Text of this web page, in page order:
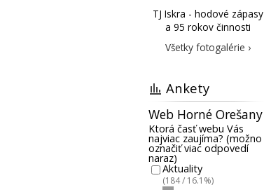
TJ Iskra - hodové zápasy
a 95 rokov činnosti
Všetky fotogalérie ›
Ankety
Web Horné Orešany
Ktorá časť webu Vás
najviac zaujíma? (možno
označiť viac odpovedí
naraz)
Aktuality
(184 / 16.1%)